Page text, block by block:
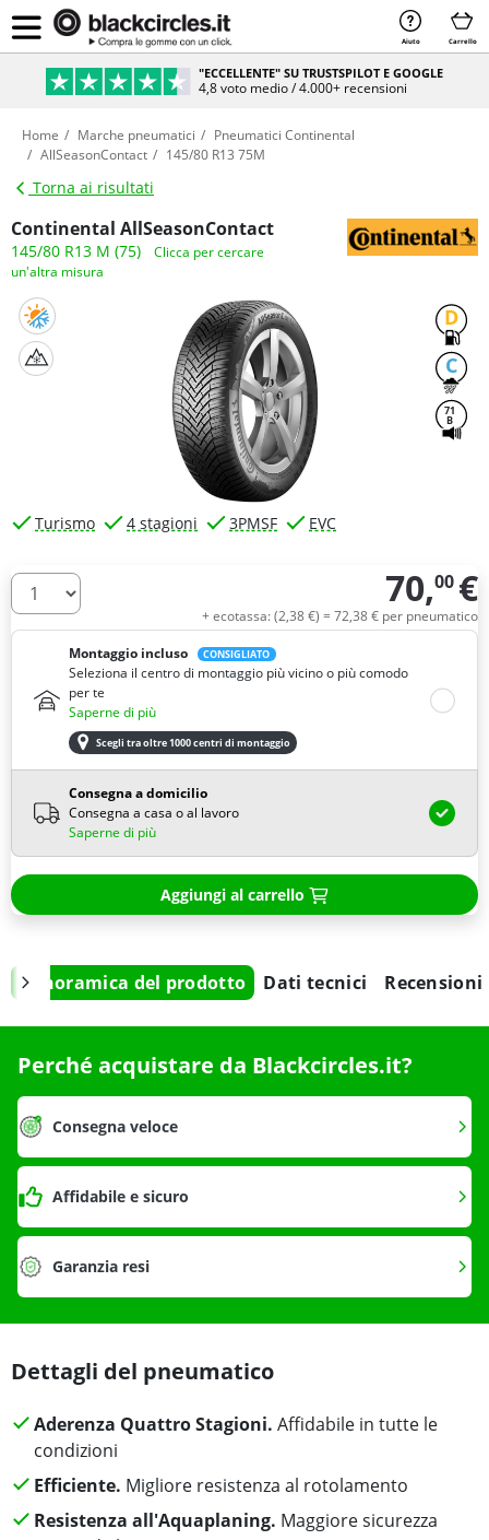
Aiuto Carrello
"ECCELLENTE" SU TRUSTSPILOT E GOOGLE
4,8 voto medio / 4.000+ recensioni
Home Marche pneumatici
Pneumatici Continental
AllSeasonContact
145/80 R13 75M
Torna ai risultati
Continental AllSeasonContact
145/80 R13 M (75)
Clicca per cercare
un'altra misura
D
C
71
B
Turismo 4 stagioni 3PMSF EVC
Quantità 70,00 €
+ ecotassa: (2,38€) = 72,38€ per pneumatico
Montaggio incluso
CONSIGLIATO
Seleziona il centro di montaggio più vicino o più comodo
per te
Saperne di più
Scegli tra oltre 1000 centri di montaggio
Consegna a domicilio
Consegna a casa o al lavoro
Saperne di più
Aggiungi al carrello
Panoramica del prodotto Dati tecnici Recensioni
Perché acquistare da Blackcircles.it?
Consegna veloce
Affidabile e sicuro
Garanzia resi
Dettagli del pneumatico
Aderenza Quattro Stagioni. Affidabile in tutte le
condizioni
Efficiente. Migliore resistenza al rotolamento
Resistenza all'Aquaplaning. Maggiore sicurezza